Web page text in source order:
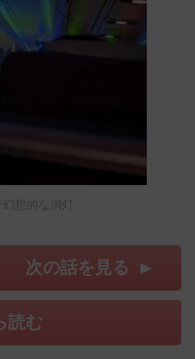
想的な消灯
次の話を見る
読む